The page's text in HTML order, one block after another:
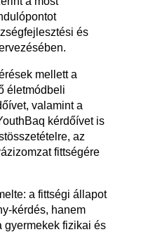
és
mellett a
életmódbeli
valamint a
kérdőívet is
az
fittségére
a fittségi állapot
kérdés, hanem
gyermekek fizikai és